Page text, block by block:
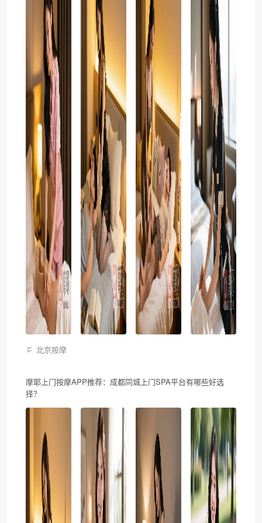
北京按摩
摩耶上门按摩APP推荐：成都同城上门SPA平台有哪些好选
择？